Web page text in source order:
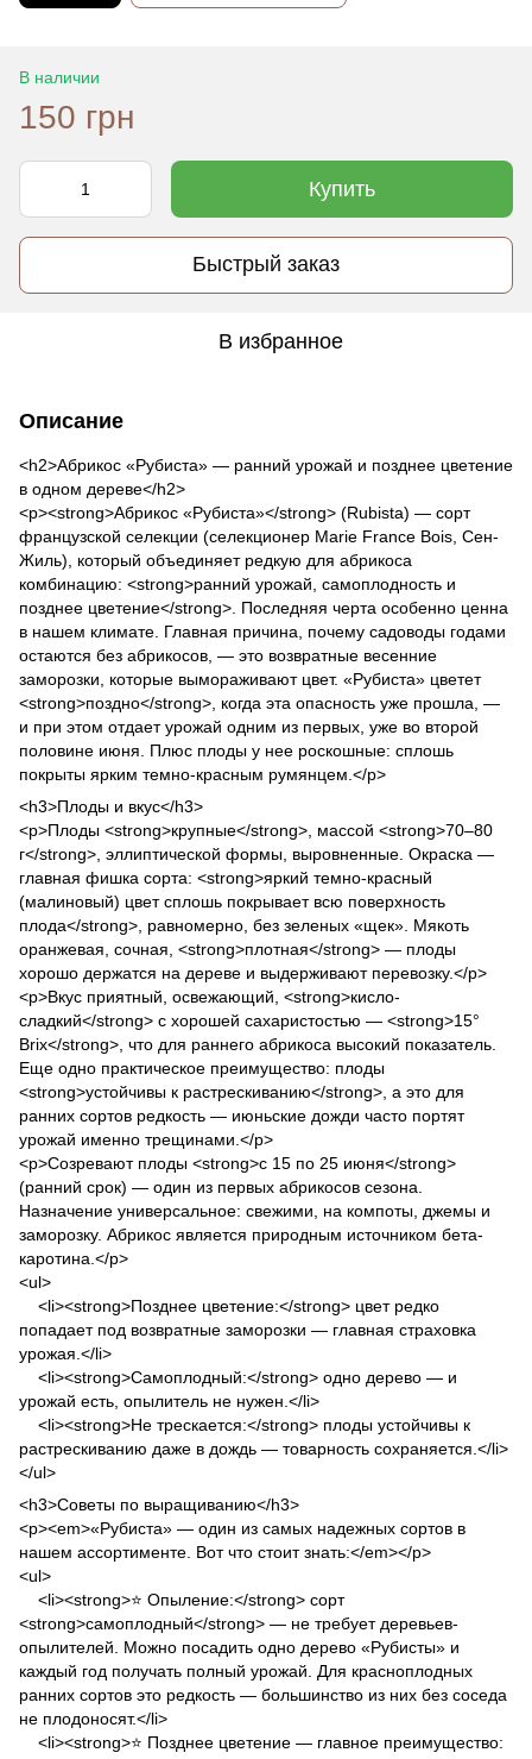
В наличии
150 грн
Купить
Быстрый заказ
В избранное
Описание
<h2>Абрикос «Рубиста» — ранний урожай и позднее цветение
в одном дереве</h2>
<p><strong>Абрикос «Рубиста»</strong> (Rubista) — сорт
французской селекции (селекционер Marie France Bois, Сен-
Жиль), который объединяет редкую для абрикоса
комбинацию: <strong>ранний урожай, самоплодность и
позднее цветение</strong>. Последняя черта особенно ценна
в нашем климате. Главная причина, почему садоводы годами
остаются без абрикосов, — это возвратные весенние
заморозки, которые вымораживают цвет. «Рубиста» цветет
<strong>поздно</strong>, когда эта опасность уже прошла, —
и при этом отдает урожай одним из первых, уже во второй
половине июня. Плюс плоды у нее роскошные: сплошь
покрыты ярким темно-красным румянцем.</p>
<h3>Плоды и вкус</h3>
<p>Плоды <strong>крупные</strong>, массой <strong>70–80
г</strong>, эллиптической формы, выровненные. Окраска —
главная фишка сорта: <strong>яркий темно-красный
(малиновый) цвет сплошь покрывает всю поверхность
плода</strong>, равномерно, без зеленых «щек». Мякоть
оранжевая, сочная, <strong>плотная</strong> — плоды
хорошо держатся на дереве и выдерживают перевозку.</p>
<p>Вкус приятный, освежающий, <strong>кисло-
сладкий</strong> с хорошей сахаристостью — <strong>15°
Brix</strong>, что для раннего абрикоса высокий показатель.
Еще одно практическое преимущество: плоды
<strong>устойчивы к растрескиванию</strong>, а это для
ранних сортов редкость — июньские дожди часто портят
урожай именно трещинами.</p>
<p>Созревают плоды <strong>с 15 по 25 июня</strong>
(ранний срок) — один из первых абрикосов сезона.
Назначение универсальное: свежими, на компоты, джемы и
заморозку. Абрикос является природным источником бета-
каротина.</p>
<ul>
<li><strong>Позднее цветение:</strong> цвет редко
попадает под возвратные заморозки — главная страховка
урожая.</li>
<li><strong>Самоплодный:</strong> одно дерево — и
урожай есть, опылитель не нужен.</li>
<li><strong>Не трескается:</strong> плоды устойчивы к
растрескиванию даже в дождь — товарность сохраняется.</li>
</ul>
<h3>Советы по выращиванию</h3>
<p><em>«Рубиста» — один из самых надежных сортов в
нашем ассортименте. Вот что стоит знать:</em></p>
<ul>
<li><strong>⭐ Опыление:</strong> сорт
<strong>самоплодный</strong> — не требует деревьев-
опылителей. Можно посадить одно дерево «Рубисты» и
каждый год получать полный урожай. Для красноплодных
ранних сортов это редкость — большинство из них без соседа
не плодоносят.</li>
<li><strong>⭐ Позднее цветение — главное преимущество: